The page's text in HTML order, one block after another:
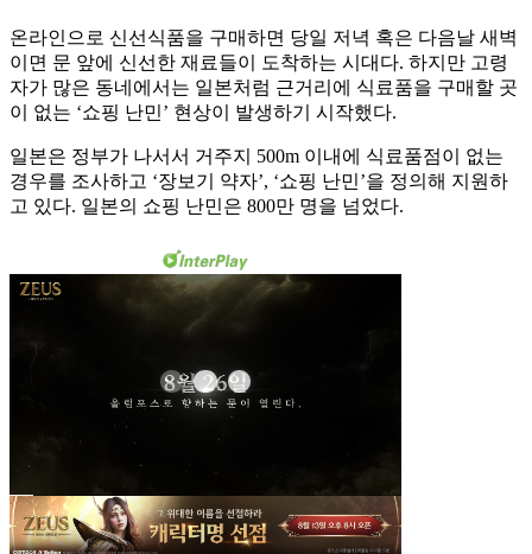
온라인으로 신선식품을 구매하면 당일 저녁 혹은 다음날 새벽
이면 문 앞에 신선한 재료들이 도착하는 시대다. 하지만 고령
자가 많은 동네에서는 일본처럼 근거리에 식료품을 구매할 곳
이 없는 ‘쇼핑 난민’ 현상이 발생하기 시작했다.
일본은 정부가 나서서 거주지 500m 이내에 식료품점이 없는
경우를 조사하고 ‘장보기 약자’, ‘쇼핑 난민’을 정의해 지원하
고 있다. 일본의 쇼핑 난민은 800만 명을 넘었다.